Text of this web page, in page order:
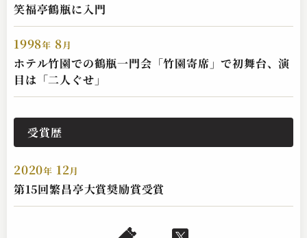
笑福亭鶴瓶に入門
1998年 8月
ホテル竹園での鶴瓶一門会「竹園寄席」で初舞台、演
目は「二人ぐせ」
受賞歴
2020年 12月
第15回繁昌亭大賞奨励賞受賞